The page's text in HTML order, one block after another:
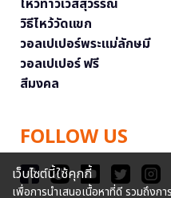
วิธีไหว้วัดแขก
วอลเปเปอร์พระแม่ลักษมี
วอลเปเปอร์ ฟรี
สีมงคล
FOLLOW US
เว็บไซต์นี้ใช้คุกกี้
เพื่อการนำเสนอเนื้อหาที่ดี รวมถึงก